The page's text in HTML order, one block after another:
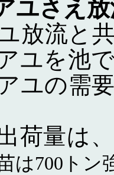
ユさえ
放流と
ユを池
ユの需
荷量は
は700トン